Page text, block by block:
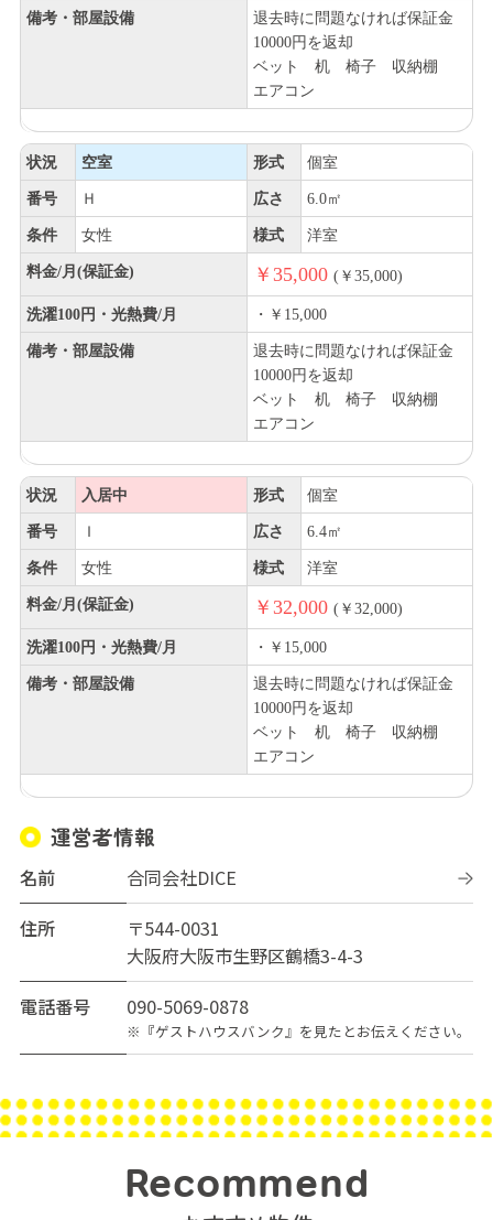
備考・部屋設備
退去時に問題なければ保証金
10000円を返却
ベット 机 椅子 収納棚
エアコン
状況 空室 形式 個室
番号 Ｈ 広さ 6.0㎡
条件 女性 様式 洋室
料金/月(保証金) ￥35,000 (￥35,000)
洗濯100円・光熱費/月 ・￥15,000
備考・部屋設備
退去時に問題なければ保証金
10000円を返却
ベット 机 椅子 収納棚
エアコン
状況 入居中 形式 個室
番号 Ｉ 広さ 6.4㎡
条件 女性 様式 洋室
料金/月(保証金) ￥32,000 (￥32,000)
洗濯100円・光熱費/月 ・￥15,000
備考・部屋設備
退去時に問題なければ保証金
10000円を返却
ベット 机 椅子 収納棚
エアコン
運営者情報
名前
合同会社DICE
住所
〒544-0031
大阪府大阪市生野区鶴橋3-4-3
電話番号
090-5069-0878
※『ゲストハウスバンク』を見たとお伝えください。
Recommend